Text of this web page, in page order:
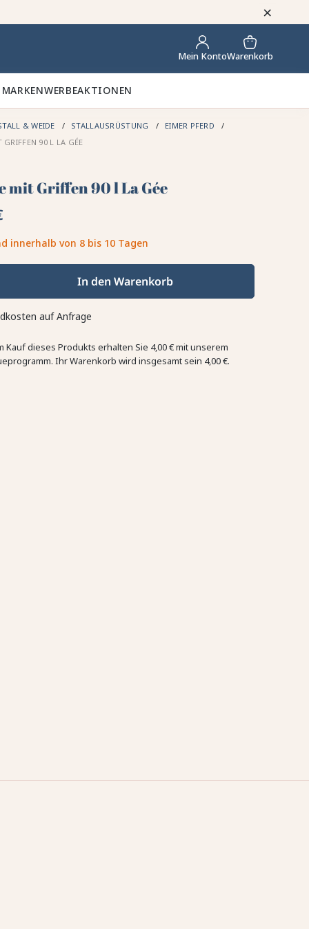
×
Mein KontoWarenkorb
WERBEAKTIONEN
& WEIDE STALLAUSRÜSTUNG
EIMER PFERD
GRIFFEN 90 L LA GÉE
mit Griffen 90 l La Gée
innerhalb von 8 bis 10 Tagen
In den Warenkorb
auf Anfrage
Kauf dieses Produkts erhalten Sie 4,00 €mit unserem
Ihr Warenkorb wird insgesamt sein 4,00 €.